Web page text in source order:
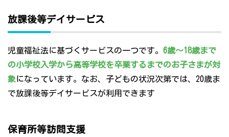
放課後等デイサービス
児童福祉法に基づくサービスの一つです。 6歳～18歳まで
の小学校入学から高等学校を卒業するまでのお子さまが対
象になっています。なお、子どもの状況次第では、20歳ま
で放課後等デイサービスが利用できます
保育所等訪問支援